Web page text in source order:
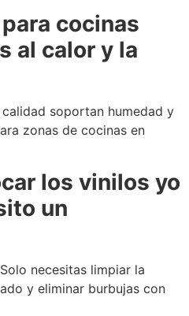
cocinas
al calor y la
soportan humedad y
zonas de cocinas en
los vinilos yo
un
necesitas limpiar la
y eliminar burbujas con